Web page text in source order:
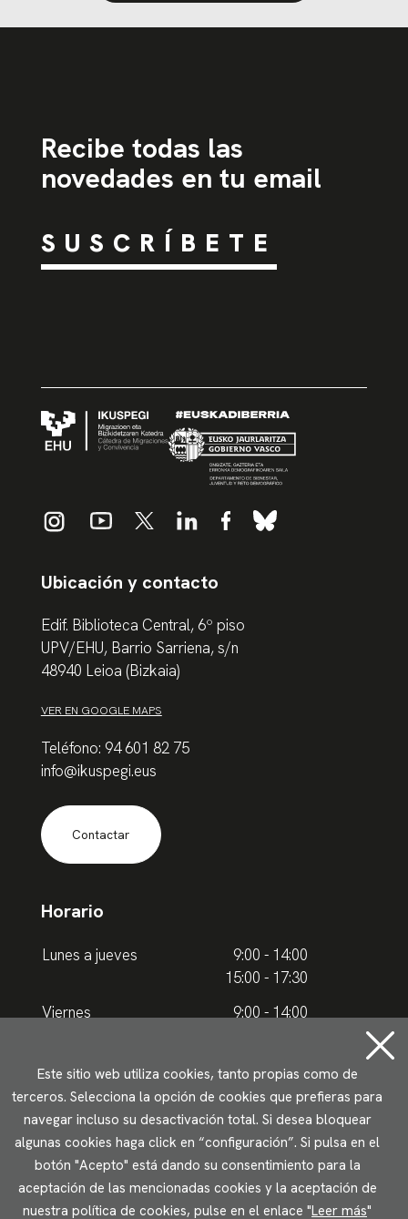
Recibe todas las
novedades en tu email
SUSCRÍBETE
Ubicación y contacto
Edif. Biblioteca Central, 6º piso
UPV/EHU, Barrio Sarriena, s/n
48940 Leioa (Bizkaia)
VER EN GOOGLE MAPS
Teléfono: 94 601 82 75
info@ikuspegi.eus
Contactar
Horario
Lunes a jueves
9:00 - 14:00
15:00 - 17:30
Viernes
9:00 - 14:00
Horario de verano
Lunes a jueves
9.00 - 15.00
Viernes
9:00 - 14:00
Aviso legal Política de privacidad
Uso de cookies
Este sitio web utiliza cookies, tanto propias como de
terceros. Selecciona la opción de cookies que prefieras para
navegar incluso su desactivación total. Si desea bloquear
algunas cookies haga click en “configuración”. Si pulsa en el
botón "Acepto" está dando su consentimiento para la
aceptación de las mencionadas cookies y la aceptación de
nuestra política de cookies, pulse en el enlace "Leer más"